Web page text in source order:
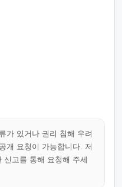
가 있거나 권리 침해 우려
개 요청이 가능합니다. 저
신고를 통해 요청해 주세